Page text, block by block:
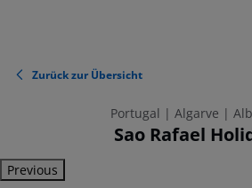
Zurück zur Übersicht
Portugal | Algarve |
Sao Rafael
Previous